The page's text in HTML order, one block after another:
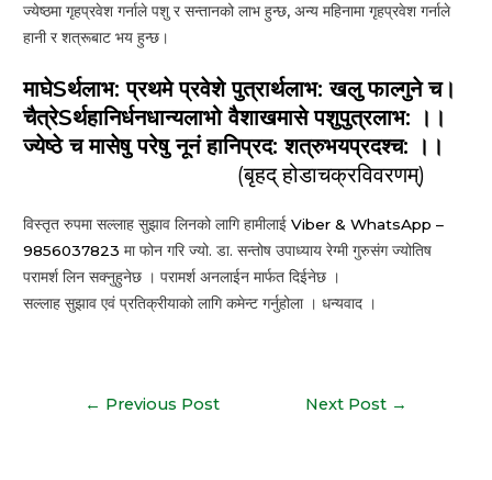
ज्येष्ठमा गृहप्रवेश गर्नाले पशु र सन्तानको लाभ हुन्छ, अन्य महिनामा गृहप्रवेश गर्नाले
हानी र शत्रूबाट भय हुन्छ।
माघेSर्थलाभ: प्रथमे प्रवेशे पुत्रार्थलाभ: खलु फाल्गुने च।
चैत्रेSर्थहानिर्धनधान्यलाभो वैशाखमासे पशुपुत्रलाभ: ।।
ज्येष्ठे च मासेषु परेषु नूनं हानिप्रद: शत्रुभयप्रदश्च: ।।
(बृहद् होडाचक्रविवरणम्)
विस्तृत रुपमा सल्लाह सुझाव लिनको लागि हामीलाईViber & WhatsApp –
9856037823 मा फोन गरि ज्यो. डा. सन्तोष उपाध्याय रेग्मी गुरुसंग ज्योतिष
परामर्श लिन सक्नुहुनेछ । परामर्श अनलाईन मार्फत दिईनेछ ।
सल्लाह सुझाव एवं प्रतिक्रीयाको लागि कमेन्ट गर्नुहोला । धन्यवाद ।
← Previous Post Next Post →